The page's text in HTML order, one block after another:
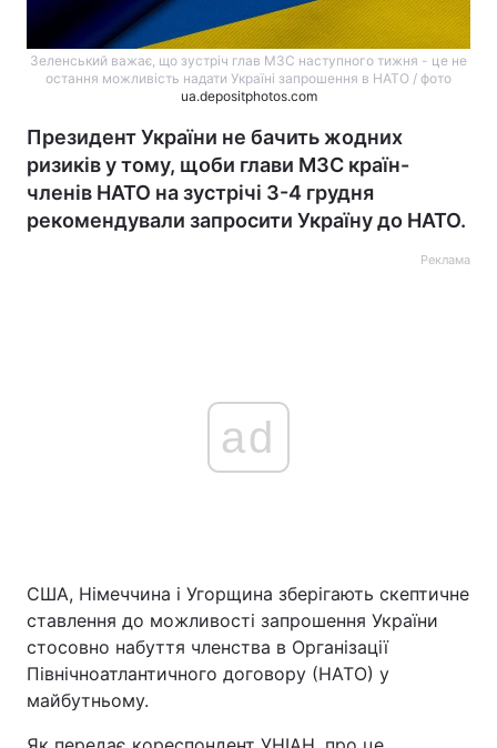
Зеленський важає, що зустріч глав МЗС наступного тижня - це не
остання можливість надати Україні запрошення в НАТО / фото
ua.depositphotos.com
Президент України не бачить жодних
ризиків у тому, щоби глави МЗС країн-
членів НАТО на зустрічі 3-4 грудня
рекомендували запросити Україну до НАТО.
Реклама
ad
США, Німеччина і Угорщина зберігають скептичне
ставлення до можливості запрошення України
стосовно набуття членства в Організації
Північноатлантичного договору (НАТО) у
майбутньому.